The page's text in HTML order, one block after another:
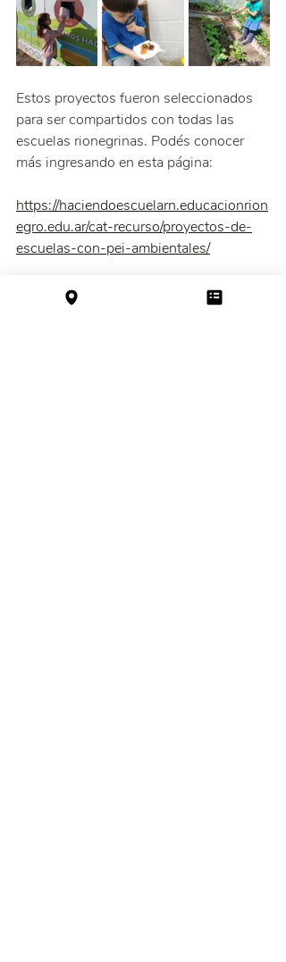
Estos proyectos fueron seleccionados
para ser compartidos con todas las
escuelas rionegrinas. Podés conocer
más ingresando en esta página:
https://haciendoescuelarn.educacionrion
egro.edu.ar/cat-recurso/proyectos-de-
escuelas-con-pei-ambientales/